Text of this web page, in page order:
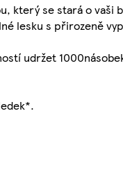
který se stará o vaši
lesku s přirozeně
udržet